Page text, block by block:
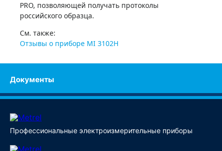
PRO, позволяющей получать протоколы
российского образца.
См. также:
Отзывы о приборе MI 3102H
Документы
Профессиональные электроизмерительные приборы